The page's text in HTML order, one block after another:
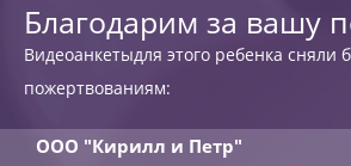
Благодарим за вашу
Видеоанкетыдля этого ребенка сняли
пожертвованиям:
ООО "Кирилл и Петр"